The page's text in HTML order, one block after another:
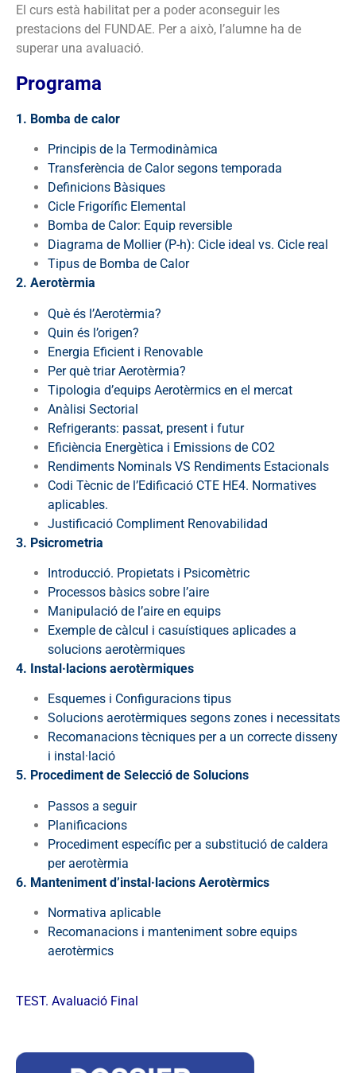
El curs està habilitat per a poder aconseguir les
prestacions del FUNDAE. Per a això, l’alumne ha de
superar una avaluació.
Programa
1. Bomba de calor
Principis de la Termodinàmica
Transferència de Calor segons temporada
Definicions Bàsiques
Cicle Frigorífic Elemental
Bomba de Calor: Equip reversible
Diagrama de Mollier (P-h): Cicle ideal vs. Cicle real
Tipus de Bomba de Calor
2. Aerotèrmia
Què és l’Aerotèrmia?
Quin és l’origen?
Energia Eficient i Renovable
Per què triar Aerotèrmia?
Tipologia d’equips Aerotèrmics en el mercat
Anàlisi Sectorial
Refrigerants: passat, present i futur
Eficiència Energètica i Emissions de CO2
Rendiments Nominals VS Rendiments Estacionals
Codi Tècnic de l’Edificació CTE HE4. Normatives
aplicables.
Justificació Compliment Renovabilidad
3. Psicrometria
Introducció. Propietats i Psicomètric
Processos bàsics sobre l’aire
Manipulació de l’aire en equips
Exemple de càlcul i casuístiques aplicades a
solucions aerotèrmiques
4. Instal·lacions aerotèrmiques
Esquemes i Configuracions tipus
Solucions aerotèrmiques segons zones i necessitats
Recomanacions tècniques per a un correcte disseny
i instal·lació
5. Procediment de Selecció de Solucions
Passos a seguir
Planificacions
Procediment específic per a substitució de caldera
per aerotèrmia
6. Manteniment d’instal·lacions Aerotèrmics
Normativa aplicable
Recomanacions i manteniment sobre equips
aerotèrmics
TEST. Avaluació Final